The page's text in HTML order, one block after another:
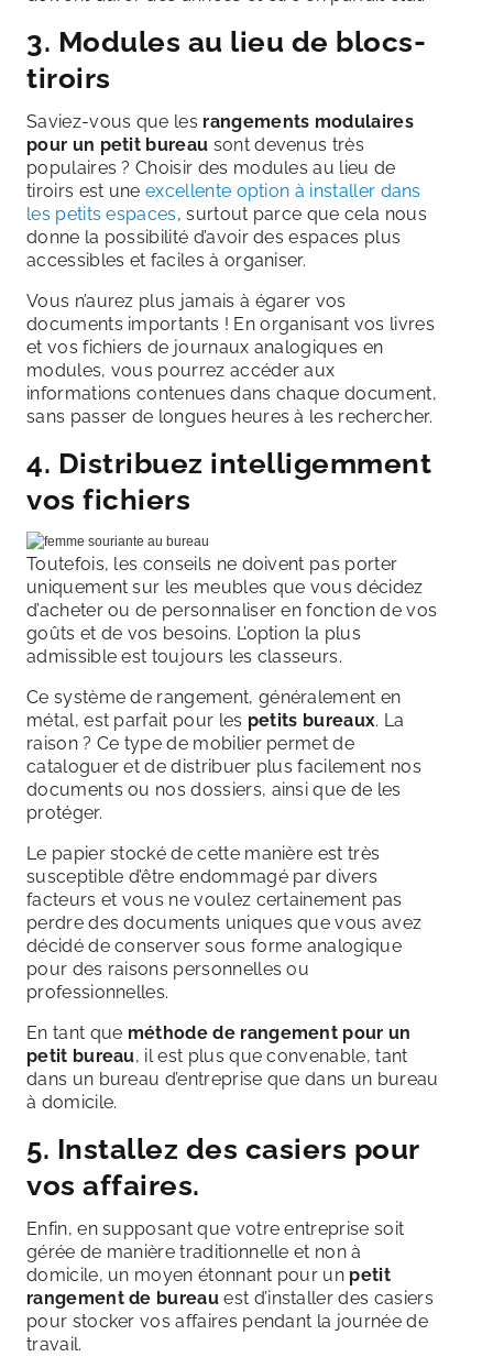
3. Modules au lieu de blocs-
tiroirs
Saviez-vous que les rangements modulaires
pour un petit bureau sont devenus très
populaires ? Choisir des modules au lieu de
tiroirs est uneexcellente option à installer dans
les petits espaces, surtout parce que cela nous
donne la possibilité d’avoir des espaces plus
accessibles et faciles à organiser.
Vous n’aurez plus jamais à égarer vos
documents importants ! En organisant vos livres
et vos fichiers de journaux analogiques en
modules, vous pourrez accéder aux
informations contenues dans chaque document,
sans passer de longues heures à les rechercher.
4. Distribuez intelligemment
vos fichiers
Toutefois, les conseils ne doivent pas porter
uniquement sur les meubles que vous décidez
d’acheter ou de personnaliser en fonction de vos
goûts et de vos besoins. L’option la plus
admissible est toujours les classeurs.
Ce système de rangement, généralement en
métal, est parfait pour les petits bureaux. La
raison ? Ce type de mobilier permet de
cataloguer et de distribuer plus facilement nos
documents ou nos dossiers, ainsi que de les
protéger.
Le papier stocké de cette manière est très
susceptible d’être endommagé par divers
facteurs et vous ne voulez certainement pas
perdre des documents uniques que vous avez
décidé de conserver sous forme analogique
pour des raisons personnelles ou
professionnelles.
En tant que méthode de rangement pour un
petit bureau, il est plus que convenable, tant
dans un bureau d’entreprise que dans un bureau
à domicile.
5. Installez des casiers pour
vos affaires.
Enfin, en supposant que votre entreprise soit
gérée de manière traditionnelle et non à
domicile, un moyen étonnant pour un petit
rangement de bureauest d’installer des casiers
pour stocker vos affaires pendant la journée de
travail.